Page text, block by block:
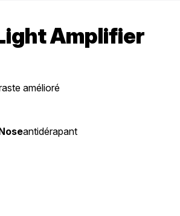
Amplifier
amélioré
antidérapant